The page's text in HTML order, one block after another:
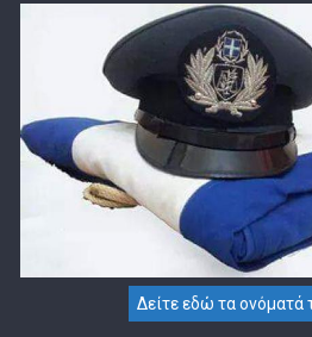
Δείτε εδώ τα ονόματά